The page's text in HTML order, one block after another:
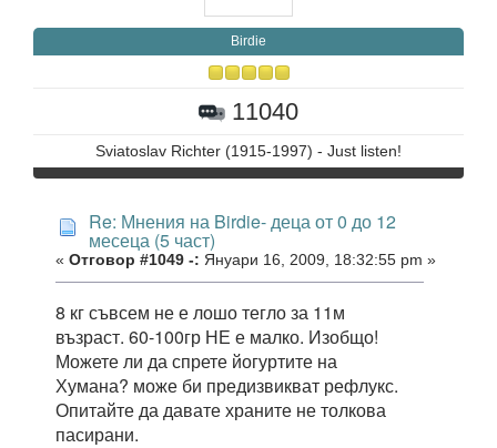
Birdie
11040
Sviatoslav Richter (1915-1997) - Just listen!
Re: Мнения на Birdie- деца от 0 до 12
месеца (5 част)
« Отговор #1049 -: Януари 16, 2009, 18:32:55 pm »
8 кг съвсем не е лошо тегло за 11м
възраст. 60-100гр НЕ е малко. Изобщо!
Можете ли да спрете йогуртите на
Хумана? може би предизвикват рефлукс.
Опитайте да давате храните не толкова
пасирани.